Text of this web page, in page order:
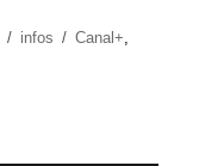
Catégories
infos Étiquettes
Canal+